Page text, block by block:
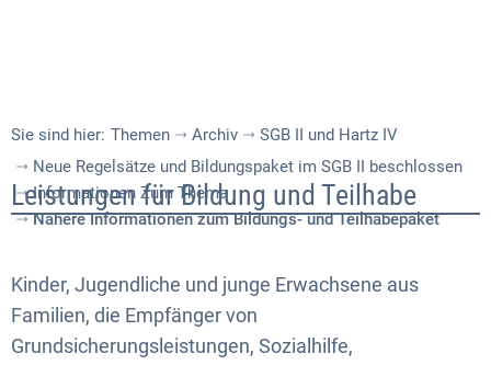
Sie sind hier: Themen Archiv
SGB II und Hartz IV
Neue Regelsätze und Bildungspaket im SGB II beschlossen
Informationen Zum Thema
Nähere Informationen zum Bildungs- und Teilhabepaket
Nähere
Informationen
zum
Bildungs-
und
Leistungen für Bildung und Teilhabe
Kinder, Jugendliche und junge Erwachsene aus
Familien, die Empfänger von
Grundsicherungsleistungen, Sozialhilfe,